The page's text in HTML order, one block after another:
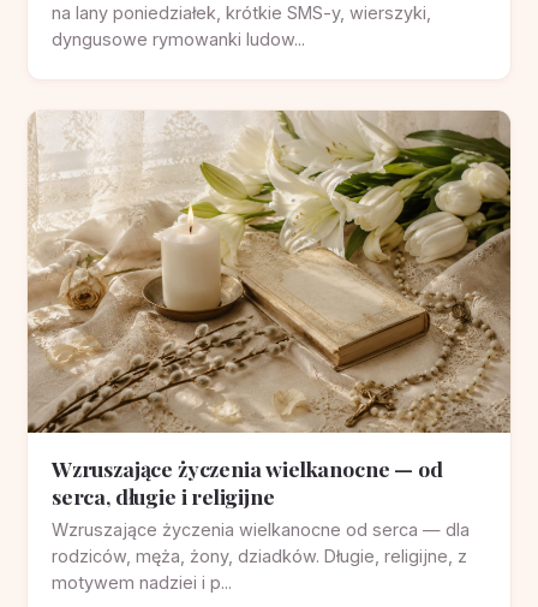
na lany poniedziałek, krótkie SMS-y, wierszyki,
dyngusowe rymowanki ludow...
Wzruszające życzenia wielkanocne — od
serca, długie i religijne
Wzruszające życzenia wielkanocne od serca — dla
rodziców, męża, żony, dziadków. Długie, religijne, z
motywem nadziei i p...